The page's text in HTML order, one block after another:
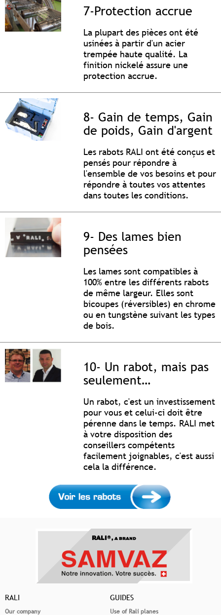
7-Protection accrue
La plupart des pièces ont été
usinées à partir d'un acier
trempée haute qualité. La
finition nickelé assure une
protection accrue.
8- Gain de temps, Gain
de poids, Gain d'argent
Les rabots RALI ont été conçus et
pensés pour répondre à
l'ensemble de vos besoins et pour
répondre à toutes vos attentes
dans toutes les conditions.
9- Des lames bien
pensées
Les lames sont compatibles à
100% entre les différents rabots
de même largeur. Elles sont
bicoupes (réversibles) en chrome
ou en tungstène suivant les types
de bois.
10- Un rabot, mais pas
seulement…
Un rabot, c'est un investissement
pour vous et celui-ci doit être
pérenne dans le temps. RALI met
à votre disposition des
conseillers compétents
facilement joignables, c'est aussi
cela la différence.
RALI®, A BRAND
RALI
Our company
GUIDES
Use of Rali planes